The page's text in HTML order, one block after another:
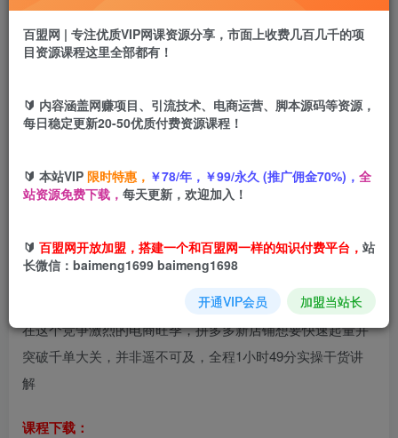
盟币 9.9
立即购买
2025拼多多旺季新老店铺——快速低成本起量破千单
在这个竞争激烈的电商旺季，拼多多新店铺想要快速起量并
突破千单大关，并非遥不可及，全程1小时49分实操干货讲
解
课程下载：
百盟网 | 专注优质VIP网课资源分享，市面上收费几百几千的项
目资源课程这里全部都有！
🔰 内容涵盖网赚项目、引流技术、电商运营、脚本源码等资源，
每日稳定更新20-50优质付费资源课程！
🔰 本站VIP 限时特惠， ￥78/年，￥99/永久 (推广佣金70%)， 全
站资源免费下载， 每天更新，欢迎加入！
🔰 百盟网开放加盟，搭建一个和百盟网一样的知识付费平台， 站
长微信：baimeng1699 baimeng1698
开通VIP会员 加盟当站长